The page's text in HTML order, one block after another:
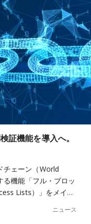
証機能を導入へ。
チェーン（World
機能「フル・ブロッ
Lists）」をメイ…
ニュース